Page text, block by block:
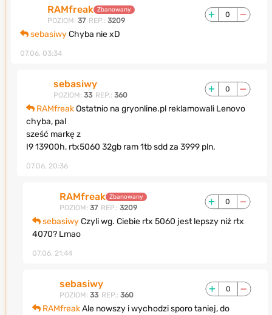
RAMfreak Zbanowany
POZIOM: 37 REP.: 3209
0
sebasiwyChyba nie xD
07.06, 03:34
sebasiwy
POZIOM: 33 REP.: 360
0
RAMfreakOstatnio na gryonline.pl reklamowali Lenovo
chyba, pal
sześć markę z
I9 13900h, rtx5060 32gb ram 1tb sdd za 3999 pln.
07.06, 20:36
RAMfreak Zbanowany
POZIOM: 37 REP.: 3209
0
sebasiwyCzyli wg. Ciebie rtx 5060 jest lepszy niż rtx
4070? Lmao
07.06, 21:44
sebasiwy
POZIOM: 33 REP.: 360
0
RAMfreakAle nowszy i wychodzi sporo taniej, do